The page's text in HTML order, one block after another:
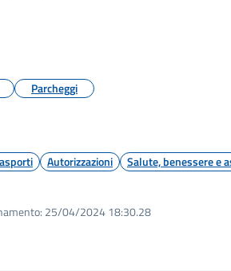
Parcheggi
Autorizzazioni Salute, benessere e
25/04/2024 18:30.28